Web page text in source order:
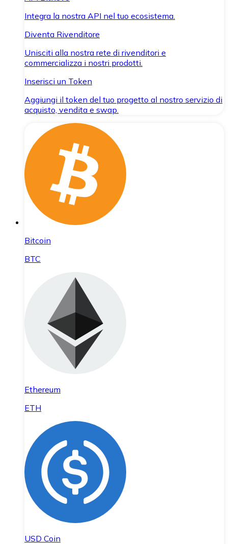
Integra la nostra API nel tuo ecosistema.
Diventa Rivenditore
Unisciti alla nostra rete di rivenditori e
commercializza i nostri prodotti.
Inserisci un Token
Aggiungi il token del tuo progetto al nostro servizio di
acquisto, vendita e swap.
Bitcoin
BTC
Ethereum
ETH
USD Coin